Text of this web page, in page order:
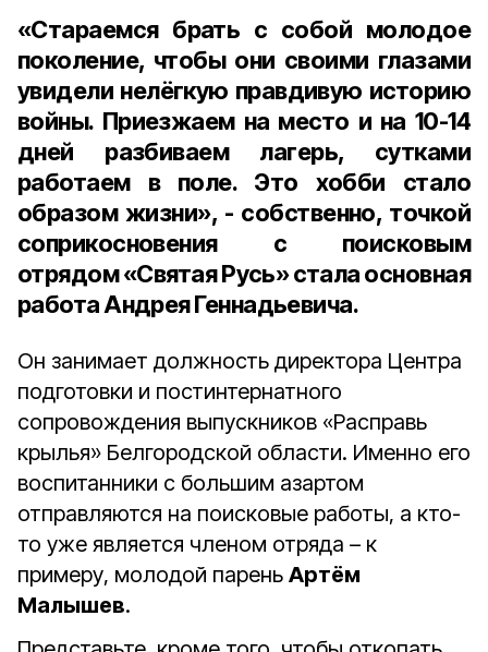
«Стараемся брать с собой молодое
поколение, чтобы они своими глазами
увидели нелёгкую правдивую историю
войны. Приезжаем на место и на 10-14
дней разбиваем лагерь, сутками
работаем в поле. Это хобби стало
образом жизни», - собственно, точкой
соприкосновения с поисковым
отрядом «Святая Русь» стала основная
работа Андрея Геннадьевича.
Он занимает должность директора Центра
подготовки и постинтернатного
сопровождения выпускников «Расправь
крылья» Белгородской области. Именно его
воспитанники с большим азартом
отправляются на поисковые работы, а кто-
то уже является членом отряда – к
примеру, молодой парень Артём
Малышев.